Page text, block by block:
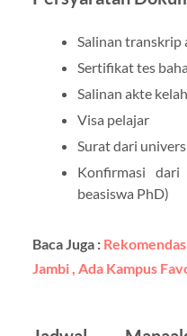
Salinan transkrip
Sertifikat tes
Salinan akte
Visa pelajar
Surat dari
Konfirmasi
beasiswa PhD)
Baca Juga :
Jambi , Ada Kampus